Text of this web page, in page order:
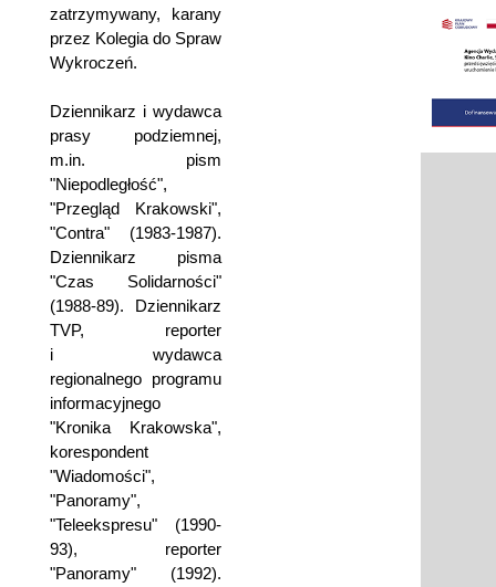
zatrzymywany, karany
przez Kolegia do Spraw
Wykroczeń.
Dziennikarz i wydawca
prasy podziemnej,
m.in. pism
"Niepodległość",
"Przegląd Krakowski",
"Contra" (1983-1987).
Dziennikarz pisma
"Czas Solidarności"
(1988-89). Dziennikarz
TVP, reporter
i wydawca
regionalnego programu
informacyjnego
"Kronika Krakowska",
korespondent
"Wiadomości",
"Panoramy",
"Teleekspresu" (1990-
93), reporter
"Panoramy" (1992).